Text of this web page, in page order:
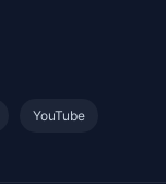
YouTube